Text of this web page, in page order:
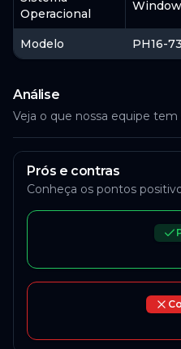
Operacional
Modelo PH16-
Análise
Veja o que nossa equipe
Prós e contras
Conheça os pontos